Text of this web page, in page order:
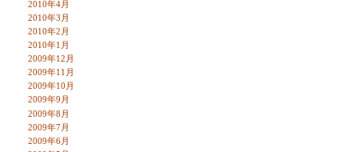
2010年4月
2010年3月
2010年2月
2010年1月
2009年12月
2009年11月
2009年10月
2009年9月
2009年8月
2009年7月
2009年6月